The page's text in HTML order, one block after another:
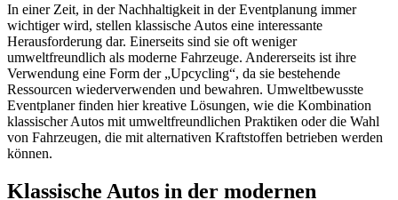
In einer Zeit, in der Nachhaltigkeit in der Eventplanung immer
wichtiger wird, stellen klassische Autos eine interessante
Herausforderung dar. Einerseits sind sie oft weniger
umweltfreundlich als moderne Fahrzeuge. Andererseits ist ihre
Verwendung eine Form der „Upcycling“, da sie bestehende
Ressourcen wiederverwenden und bewahren. Umweltbewusste
Eventplaner finden hier kreative Lösungen, wie die Kombination
klassischer Autos mit umweltfreundlichen Praktiken oder die Wahl
von Fahrzeugen, die mit alternativen Kraftstoffen betrieben werden
können.
Klassische Autos in der modernen